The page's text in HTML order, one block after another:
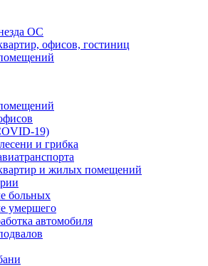
ОС
офисов, гостиниц
19)
и грибка
и жилых помещений
больных
умершего
автомобиля